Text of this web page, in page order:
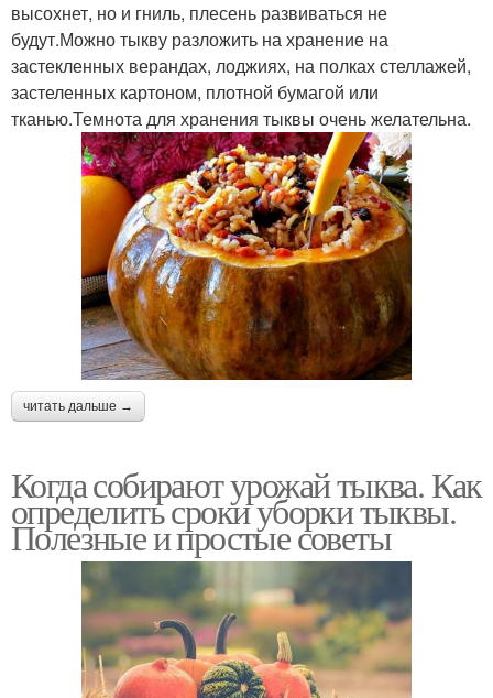
высохнет, но и гниль, плесень развиваться не
будут.Можно тыкву разложить на хранение на
застекленных верандах, лоджиях, на полках стеллажей,
застеленных картоном, плотной бумагой или
тканью.Темнота для хранения тыквы очень желательна.
читать дальше →
Когда собирают урожай тыква. Как
определить сроки уборки тыквы.
Полезные и простые советы